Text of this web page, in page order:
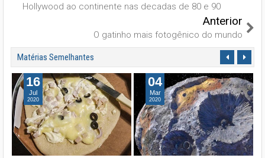
Hollywood ao continente nas decadas de 80 e 90
Anterior
O gatinho mais fotogênico do mundo
Matérias Semelhantes
16
Jul
2020
04
Mar
2020